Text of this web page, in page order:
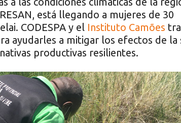
está llegando a mujeres de 30
CODESPA y el Instituto Camões
ayudarles a mitigar los efectos de la
productivas resilientes.